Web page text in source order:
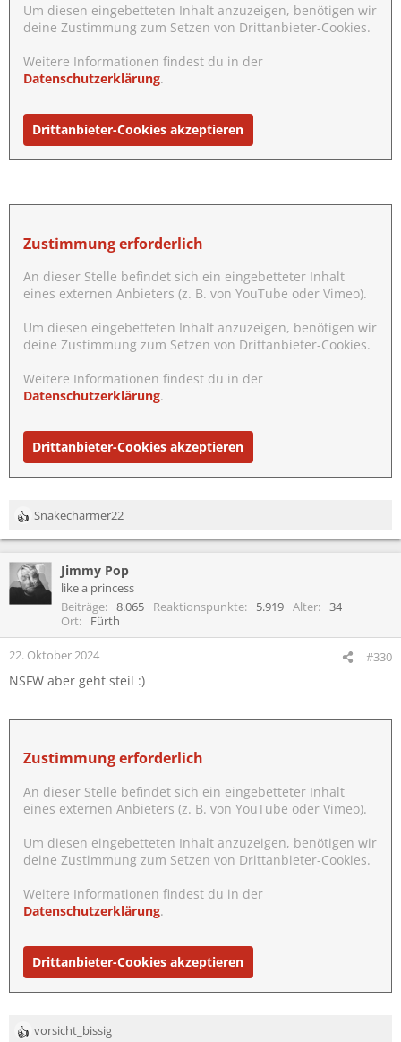
Um diesen eingebetteten Inhalt anzuzeigen, benötigen wir
deine Zustimmung zum Setzen von Drittanbieter-Cookies.
Weitere Informationen findest du in der
Datenschutzerklärung.
Drittanbieter-Cookies akzeptieren
Zustimmung erforderlich
An dieser Stelle befindet sich ein eingebetteter Inhalt
eines externen Anbieters (z. B. von YouTube oder Vimeo).
Um diesen eingebetteten Inhalt anzuzeigen, benötigen wir
deine Zustimmung zum Setzen von Drittanbieter-Cookies.
Weitere Informationen findest du in der
Datenschutzerklärung.
Drittanbieter-Cookies akzeptieren
R
e
k
t
i
n
e
:
Snakecharmer22
Jimmy Pop
like a princess
Beiträge
8.065 Reaktionspunkte 5.919 Alter
34
Ort
Fürth
22. Oktober 2024 #330
NSFW aber geht steil :)
Zustimmung erforderlich
An dieser Stelle befindet sich ein eingebetteter Inhalt
eines externen Anbieters (z. B. von YouTube oder Vimeo).
Um diesen eingebetteten Inhalt anzuzeigen, benötigen wir
deine Zustimmung zum Setzen von Drittanbieter-Cookies.
Weitere Informationen findest du in der
Datenschutzerklärung.
Drittanbieter-Cookies akzeptieren
R vorsicht_bissig